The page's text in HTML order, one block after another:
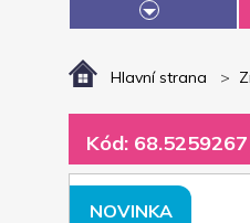
Hlavní strana
Kód: 68.5259267
NOVINKA